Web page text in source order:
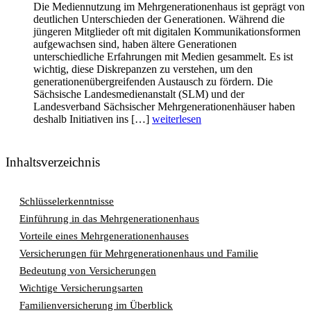
Die Mediennutzung im Mehrgenerationenhaus ist geprägt von
deutlichen Unterschieden der Generationen. Während die
jüngeren Mitglieder oft mit digitalen Kommunikationsformen
aufgewachsen sind, haben ältere Generationen
unterschiedliche Erfahrungen mit Medien gesammelt. Es ist
wichtig, diese Diskrepanzen zu verstehen, um den
generationenübergreifenden Austausch zu fördern. Die
Sächsische Landesmedienanstalt (SLM) und der
Landesverband Sächsischer Mehrgenerationenhäuser haben
deshalb Initiativen ins […] weiterlesen
Inhaltsverzeichnis
Schlüsselerkenntnisse
Einführung in das Mehrgenerationenhaus
Vorteile eines Mehrgenerationenhauses
Versicherungen für Mehrgenerationenhaus und Familie
Bedeutung von Versicherungen
Wichtige Versicherungsarten
Familienversicherung im Überblick